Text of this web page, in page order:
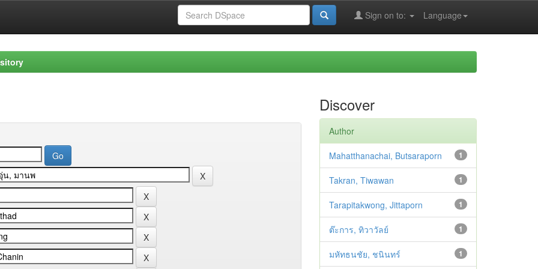
Language
Sign on to:
Discover
Author
1
Mahatthanachai, Butsaraporn
1
Takran, Tiwawan
1
Tarapitakwong, Jittaporn
1
ต๊ะการ, ทิวาวัลย์
1
มหัทธนชัย, ชนินทร์